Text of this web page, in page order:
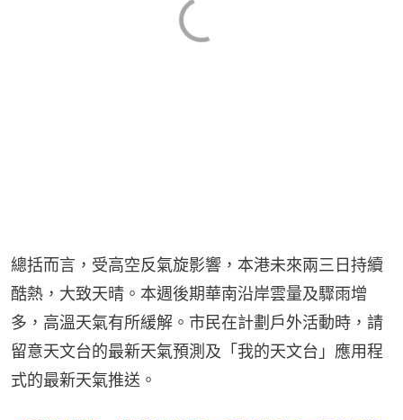
總括而言，受高空反氣旋影響，本港未來兩三日持續
酷熱，大致天晴。本週後期華南沿岸雲量及驟雨增
多，高溫天氣有所緩解。市民在計劃戶外活動時，請
留意天文台的最新天氣預測及「我的天文台」應用程
式的最新天氣推送。